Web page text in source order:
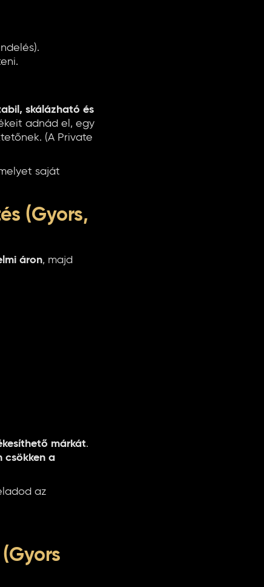
skálázható és
adnád el, egy
(A Private
saját
(Gyors,
áron, majd
márkát.
csökken a
az